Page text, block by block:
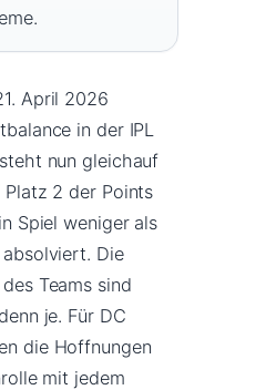
April 2026
in der IPL
nun gleichauf
Platz 2 der Points
Spiel weniger als
Die
Teams sind
je. Für DC
die Hoffnungen
mit jedem